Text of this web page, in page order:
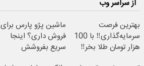
از سراسر وب
بهترین فرصت
سرمایه‌گذاری‼️ با 100
هزار تومان طلا بخر‼️
ماشین پژو پارس برای
فروش داری؟ اینجا
سریع بفروشش